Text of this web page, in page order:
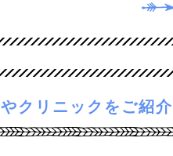
クリニックをご紹介